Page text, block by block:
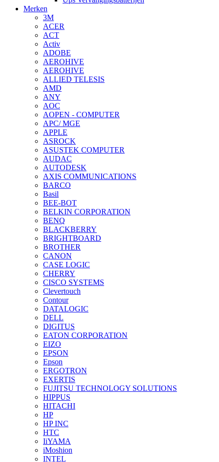
Merken
3M
ACER
ACT
Activ
ADOBE
AEROHIVE
AEROHIVE
ALLIED TELESIS
AMD
ANY
AOC
AOPEN - COMPUTER
APC/ MGE
APPLE
ASROCK
ASUSTEK COMPUTER
AUDAC
AUTODESK
AXIS COMMUNICATIONS
BARCO
Basil
BEE-BOT
BELKIN CORPORATION
BENQ
BLACKBERRY
BRIGHTBOARD
BROTHER
CANON
CASE LOGIC
CHERRY
CISCO SYSTEMS
Clevertouch
Contour
DATALOGIC
DELL
DIGITUS
EATON CORPORATION
EIZO
EPSON
Epson
ERGOTRON
EXERTIS
FUJITSU TECHNOLOGY SOLUTIONS
HIPPUS
HITACHI
HP
HP INC
HTC
IiYAMA
iMoshion
INTEL